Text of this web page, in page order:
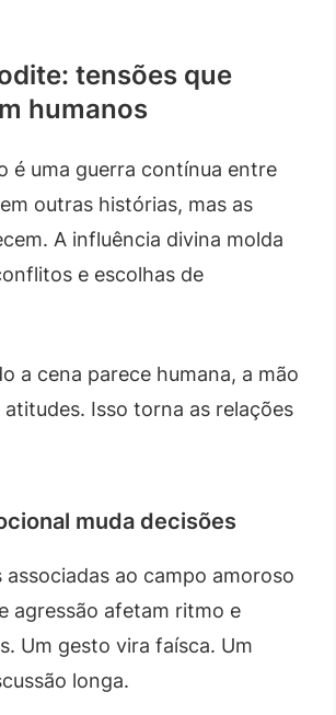
tensões que
humanos
é uma guerra contínua entre
outras histórias, mas as
A influência divina molda
e escolhas de
a cena parece humana, a mão
Isso torna as relações
muda decisões
ao campo amoroso
agressão afetam ritmo e
Um gesto vira faísca. Um
longa.